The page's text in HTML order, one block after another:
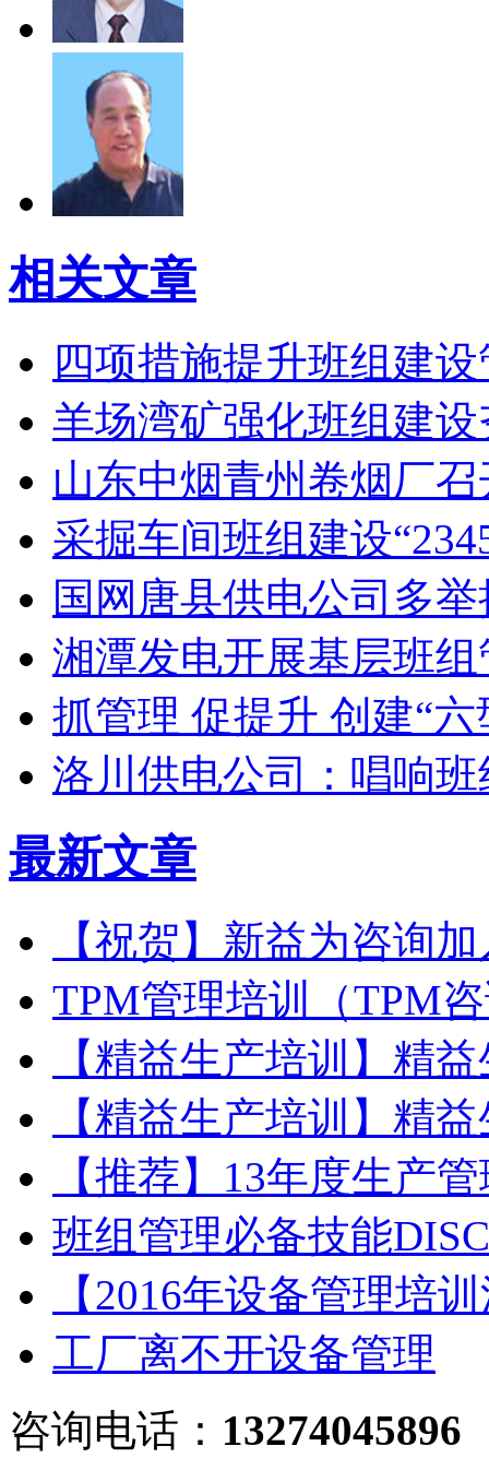
相关文章
四项措施提升班组建
羊场湾矿强化班组建
山东中烟青州卷烟厂
采掘车间班组建设
国网唐县供电公司多
湘潭发电开展基层班
抓管理 促提升 创建“六
洛川供电公司：唱响班
最新文章
【祝贺】新益为咨询
TPM管理培训（TPM
【精益生产培训】精
【精益生产培训】精
【推荐】13年度生产
班组管理必备技能DISC
【2016年设备管理培
工厂离不开设备管理
咨询电话： 13274045896